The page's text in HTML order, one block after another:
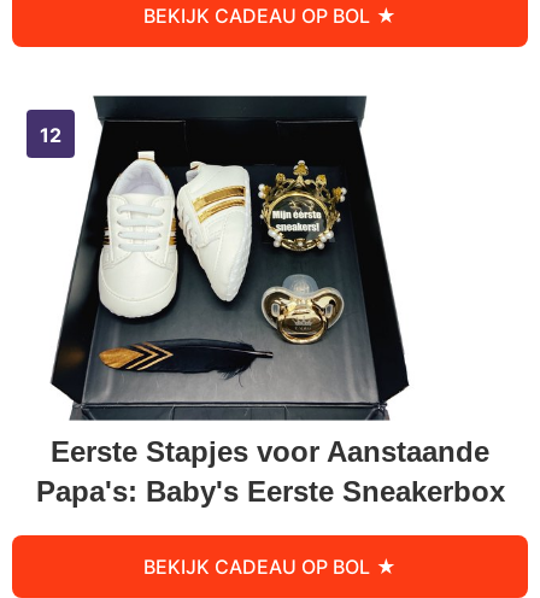
BEKIJK CADEAU OP BOL
Eerste Stapjes voor Aanstaande
Papa's: Baby's Eerste Sneakerbox
BEKIJK CADEAU OP BOL